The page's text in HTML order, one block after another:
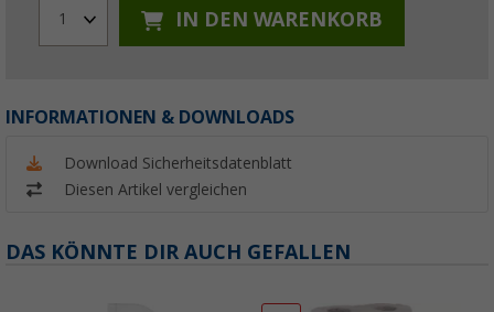
1 IN DEN WARENKORB
INFORMATIONEN & DOWNLOADS
Download Sicherheitsdatenblatt
Diesen Artikel vergleichen
DAS KÖNNTE DIR AUCH GEFALLEN